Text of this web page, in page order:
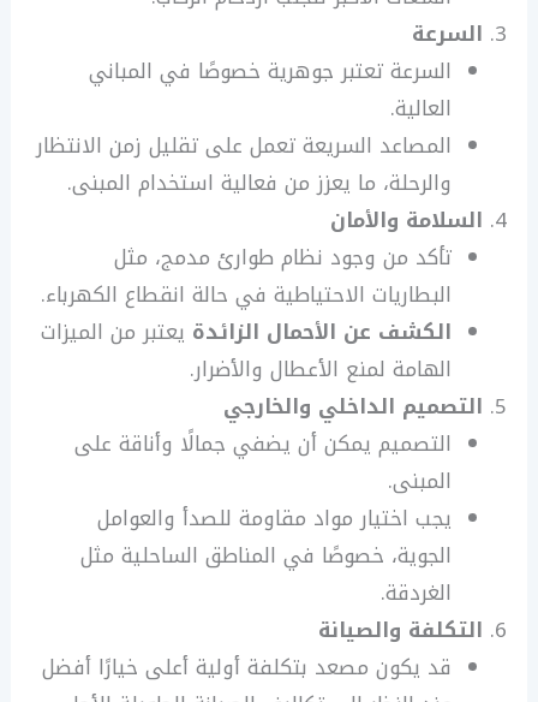
السرعة
السرعة تعتبر جوهرية خصوصًا في المباني
العالية.
المصاعد السريعة تعمل على تقليل زمن الانتظار
والرحلة، ما يعزز من فعالية استخدام المبنى.
السلامة والأمان
تأكد من وجود نظام طوارئ مدمج، مثل
البطاريات الاحتياطية في حالة انقطاع الكهرباء.
الكشف عن الأحمال الزائدة يعتبر من الميزات
الهامة لمنع الأعطال والأضرار.
التصميم الداخلي والخارجي
التصميم يمكن أن يضفي جمالًا وأناقة على
المبنى.
يجب اختيار مواد مقاومة للصدأ والعوامل
الجوية، خصوصًا في المناطق الساحلية مثل
الغردقة.
التكلفة والصيانة
قد يكون مصعد بتكلفة أولية أعلى خيارًا أفضل